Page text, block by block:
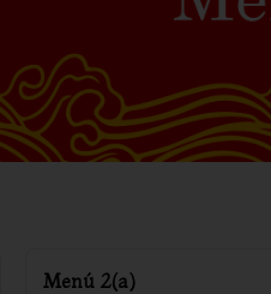
Menú 2(a)